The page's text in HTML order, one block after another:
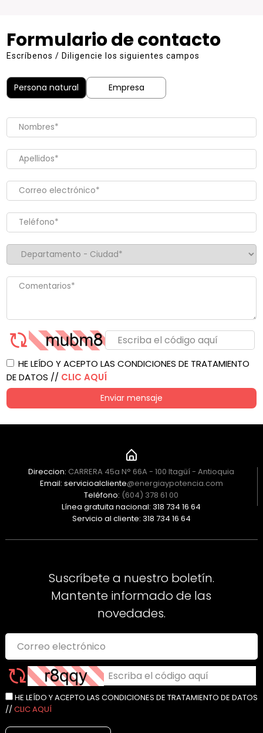
Formulario de contacto
Escríbenos / Diligencie los siguientes campos
Persona natural Empresa
HE LEÍDO Y ACEPTO LAS CONDICIONES DE TRATAMIENTO
DE DATOS // CLIC AQUÍ
Enviar mensaje
Direccion: CARRERA 45a N° 66A - 100 Itagüí - Antioquia
Email: servicioalcliente@energiaypotencia.com
Teléfono: (604) 378 61 00
Línea gratuita nacional: 318 734 16 64
Servicio al cliente: 318 734 16 64
Suscríbete a nuestro boletín.
Mantente informado de las
novedades.
HE LEÍDO Y ACEPTO LAS CONDICIONES DE TRATAMIENTO DE DATOS
// CLIC AQUÍ